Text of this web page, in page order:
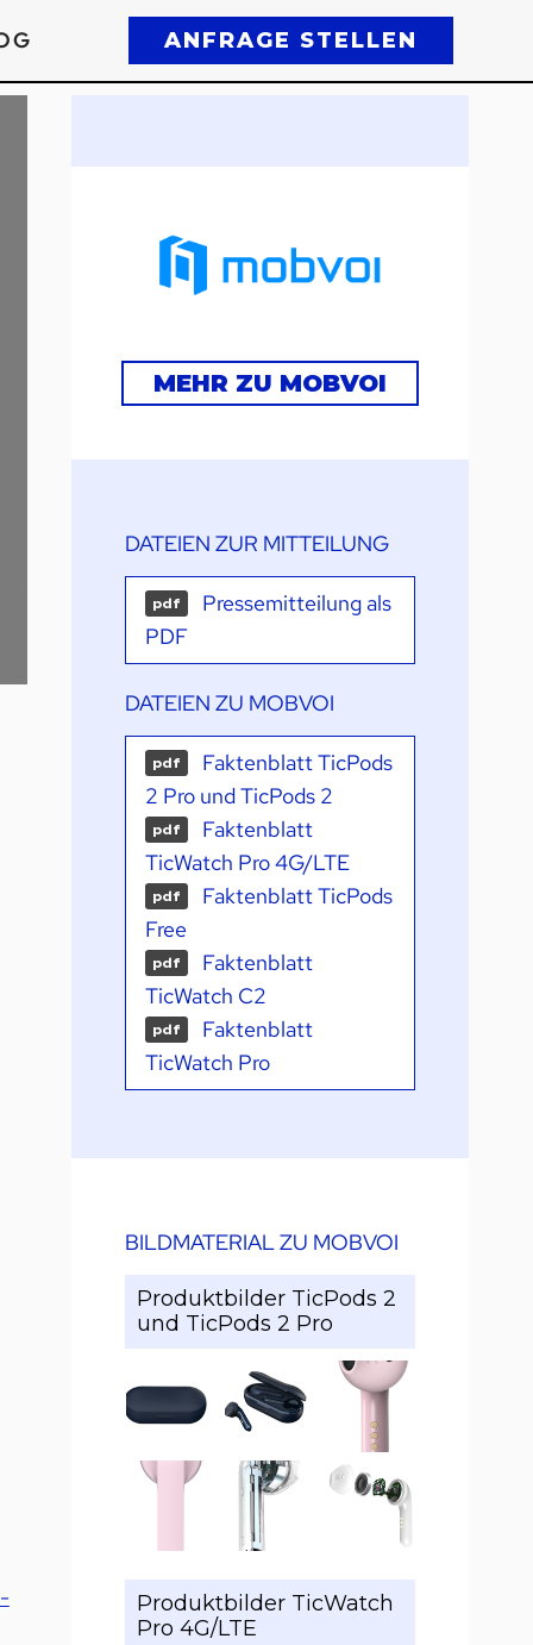
ANFRAGE STELLEN
MEHR ZU MOBVOI
DATEIEN ZUR MITTEILUNG
pdf
Pressemitteilung als
PDF
DATEIEN ZU MOBVOI
pdf
Faktenblatt TicPods
2 Pro und TicPods 2
pdf
Faktenblatt
TicWatch Pro 4G/LTE
pdf
Faktenblatt TicPods
Free
pdf
Faktenblatt
TicWatch C2
pdf
Faktenblatt
TicWatch Pro
BILDMATERIAL ZU MOBVOI
Produktbilder TicPods 2
und TicPods 2 Pro
Produktbilder TicWatch
Pro 4G/LTE